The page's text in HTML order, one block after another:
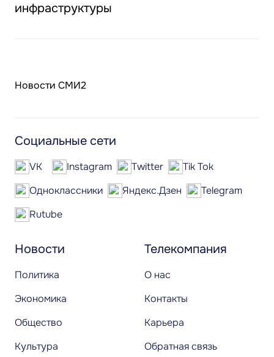
инфраструктуры
Новости СМИ2
Новости
Политика
Экономика
Общество
Культура
Телекомпания
О нас
Контакты
Карьера
Обратная связь
Социальные сети
VK Instagram Twitter
Tik Tok
Одноклассники
Яндекс.Дзен
Telegram
Rutube